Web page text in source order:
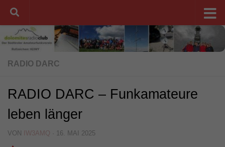
Unter dem Inhalt
RADIO DARC
RADIO DARC – Funkamateure
leben länger
VON IW3AMQ · 16. MAI 2025